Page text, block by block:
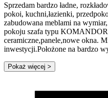
Sprzedam bardzo ładne,
pokoi, kuchni,łazienki,
zabudowana meblami na
pokoju szafa typu KOMANDOR,
ceramiczne,panele,nowe okna.
inwestycji.Położone na bardzo
Pokaż więcej >